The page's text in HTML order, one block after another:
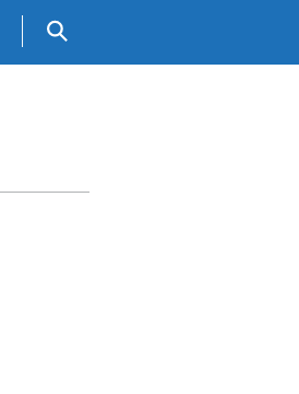
Search GOV.UK